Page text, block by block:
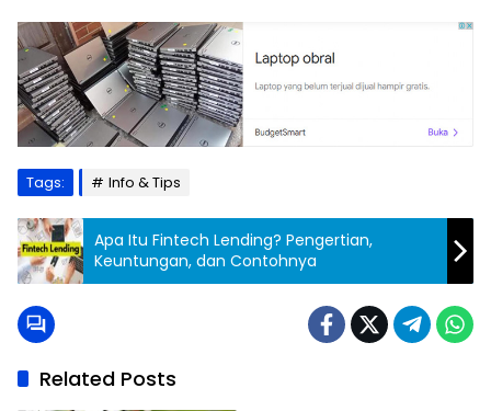
Tags: Info & Tips
Apa Itu Fintech Lending? Pengertian,
Keuntungan, dan Contohnya
Related Posts